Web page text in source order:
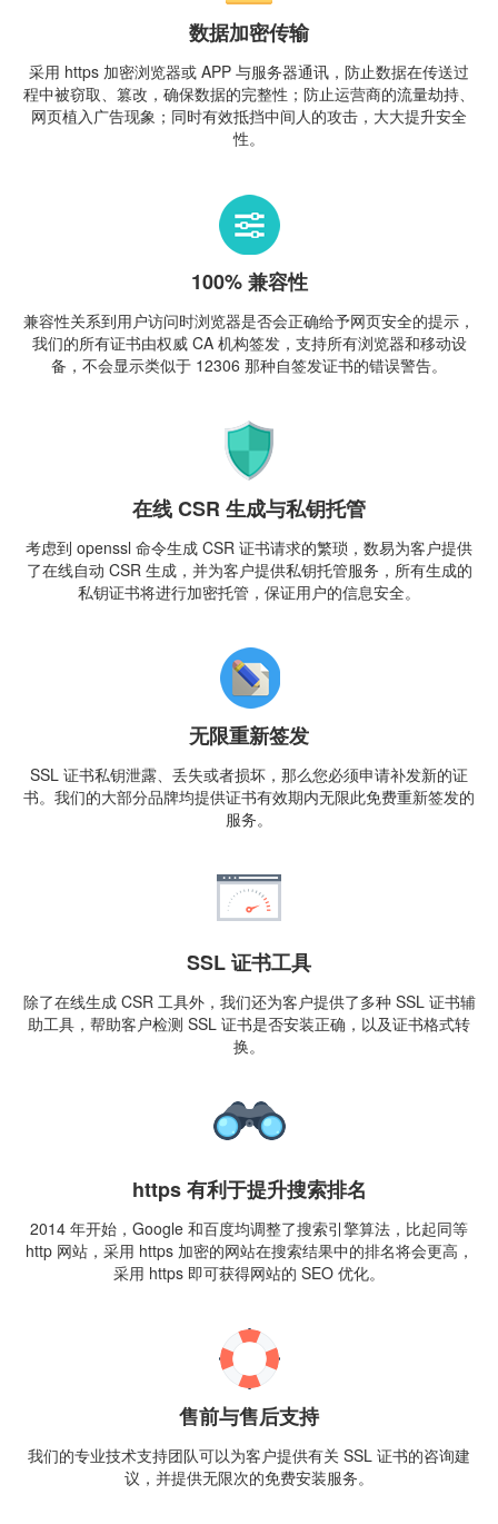
数据加密传输
采用 https 加密浏览器或 APP 与服务器通讯，防止数据在传送过
程中被窃取、篡改，确保数据的完整性；防止运营商的流量劫持、
网页植入广告现象；同时有效抵挡中间人的攻击，大大提升安全
性。
100% 兼容性
兼容性关系到用户访问时浏览器是否会正确给予网页安全的提示，
我们的所有证书由权威 CA 机构签发，支持所有浏览器和移动设
备，不会显示类似于 12306 那种自签发证书的错误警告。
在线 CSR 生成与私钥托管
考虑到 openssl 命令生成 CSR 证书请求的繁琐，数易为客户提供
了在线自动 CSR 生成，并为客户提供私钥托管服务，所有生成的
私钥证书将进行加密托管，保证用户的信息安全。
无限重新签发
SSL 证书私钥泄露、丢失或者损坏，那么您必须申请补发新的证
书。我们的大部分品牌均提供证书有效期内无限此免费重新签发的
服务。
SSL 证书工具
除了在线生成 CSR 工具外，我们还为客户提供了多种 SSL 证书辅
助工具，帮助客户检测 SSL 证书是否安装正确，以及证书格式转
换。
https 有利于提升搜索排名
2014 年开始，Google 和百度均调整了搜索引擎算法，比起同等
http 网站，采用 https 加密的网站在搜索结果中的排名将会更高，
采用 https 即可获得网站的 SEO 优化。
售前与售后支持
我们的专业技术支持团队可以为客户提供有关 SSL 证书的咨询建
议，并提供无限次的免费安装服务。